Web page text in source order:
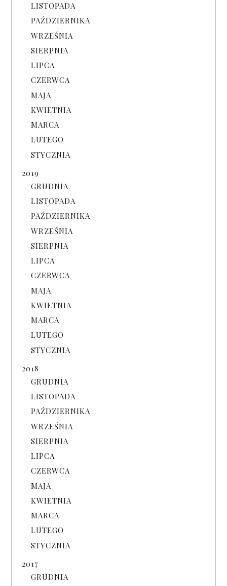
LISTOPADA
PAŹDZIERNIKA
WRZEŚNIA
SIERPNIA
LIPCA
CZERWCA
MAJA
KWIETNIA
MARCA
LUTEGO
STYCZNIA
2019
GRUDNIA
LISTOPADA
PAŹDZIERNIKA
WRZEŚNIA
SIERPNIA
LIPCA
CZERWCA
MAJA
KWIETNIA
MARCA
LUTEGO
STYCZNIA
2018
GRUDNIA
LISTOPADA
PAŹDZIERNIKA
WRZEŚNIA
SIERPNIA
LIPCA
CZERWCA
MAJA
KWIETNIA
MARCA
LUTEGO
STYCZNIA
2017
GRUDNIA